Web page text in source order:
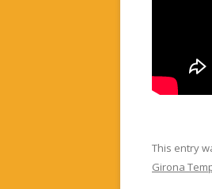
This entry
Girona